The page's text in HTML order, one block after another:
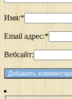
Имя:*
Email адрес:*
Вебсайт: